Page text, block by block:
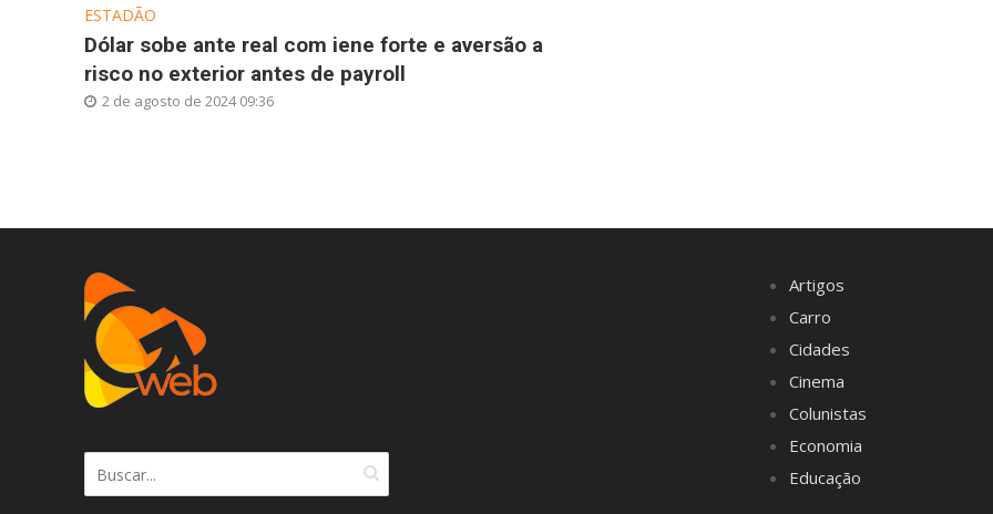
ESTADÃO
Dólar sobe ante real com iene forte e aversão a
risco no exterior antes de payroll
2 de agosto de 2024 09:36
Artigos
Carro
Cidades
Cinema
Colunistas
Economia
Educação